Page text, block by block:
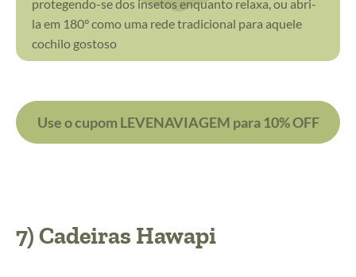
protegendo-se dos insetos enquanto relaxa, ou abri-
la em 180° como uma rede tradicional para aquele
cochilo gostoso
Use o cupom LEVENAVIAGEM para 10% OFF
7) Cadeiras Hawapi